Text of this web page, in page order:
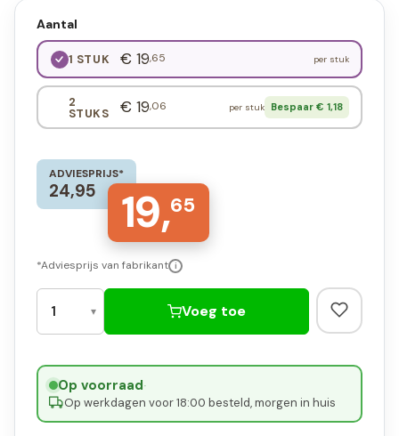
Aantal
1 STUK € 19,65 per stuk
2
STUKS € 19,06 per stuk Bespaar € 1,18
ADVIESPRIJS*
24,95 19,65
*Adviesprijs van fabrikant i
Voeg toe
Op voorraad·
Op werkdagen voor 18:00 besteld, morgen in huis